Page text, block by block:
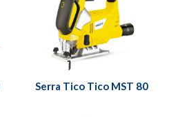
Serra Tico Tico MST 80